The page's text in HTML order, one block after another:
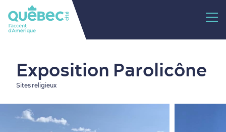
Exposition Parolicône
Sites religieux